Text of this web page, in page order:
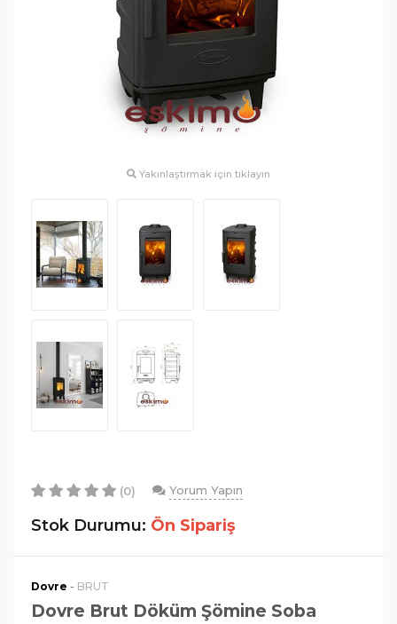
Yakınlaştırmak için tıklayın
(0) Yorum Yapın
Stok Durumu: Ön Sipariş
Dovre - BRUT
Dovre Brut Döküm Şömine Soba